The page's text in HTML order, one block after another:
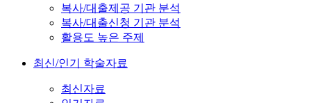
복사/대출제공 기관 분석
복사/대출신청 기관 분석
활용도 높은 주제
최신/인기 학술자료
최신자료